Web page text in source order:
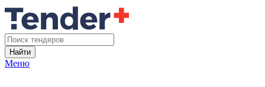
Найти
Меню